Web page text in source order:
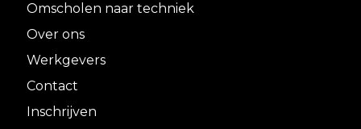
Omscholen naar techniek
Over ons
Werkgevers
Contact
Inschrijven